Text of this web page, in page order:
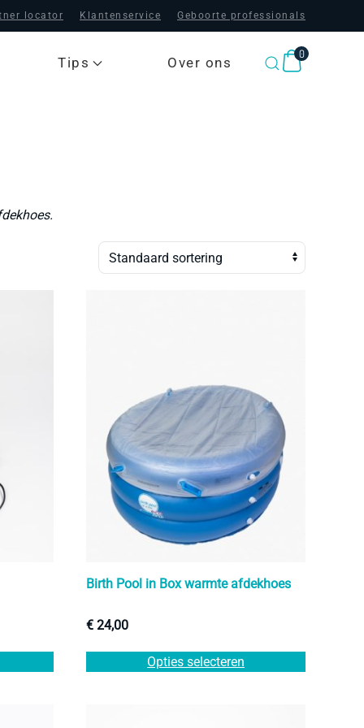
locator Klantenservice Geboorte professionals
Tips Over ons
0
Birth Pool in Box warmte afdekhoes
€ 24,00
Opties selecteren